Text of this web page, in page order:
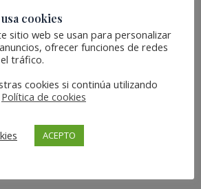
cookies
sitio web se usan para personalizar
ofrecer funciones de redes
tráfico.
cookies si continúa utilizando
Política de cookies
ACEPTO